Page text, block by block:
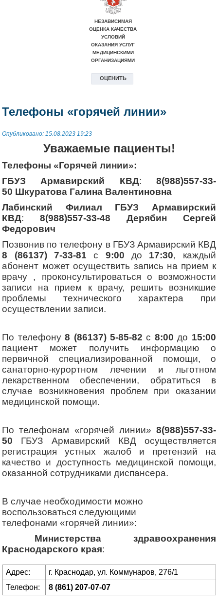
Телефоны «горячей линии»
Опубликовано: 15.08.2023 19:23
Уважаемые пациенты!
Телефоны «Горячей линии»:
ГБУЗ Армавирский КВД: 8(988)557-33-
50 Шкуратова Галина Валентиновна
Лабинский Филиал
ГБУЗ Армавирский
КВД:8(988)557-33-48 Дерябин Сергей
Федорович
Позвонив по телефону в ГБУЗ Армавирский КВД
8 (86137) 7-33-81 с 9:00 до 17:30, каждый
абонент может осуществить запись на прием к
врачу , проконсультироваться о возможности
записи на прием к врачу, решить возникшие
проблемы технического характера при
осуществлении записи.
По телефону8 (86137) 5-85-82 с 8:00 до 15:00
пациент может получить информацию о
первичной специализированной помощи, о
санаторно-курортном лечении и льготном
лекарственном обеспечении, обратиться в
случае возникновения проблем при оказании
медицинской помощи.
По телефонам «горячей линии» 8(988)557-33-
50 ГБУЗ Армавирский КВД осуществляется
регистрация устных жалоб и претензий на
качество и доступность медицинской помощи,
оказанной сотрудниками диспансера.
В случае необходимости можно
воспользоваться следующими
телефонами «горячей линии»:
Министерства здравоохранения
Краснодарского края:
Адрес:
г. Краснодар, ул. Коммунаров, 276/1
Телефон:
8 (861) 207-07-07